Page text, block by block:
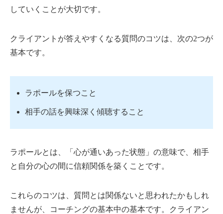
していくことが大切です。
クライアントが答えやすくなる質問のコツは、次の2つが
基本です。
ラポールを保つこと
相手の話を興味深く傾聴すること
ラポールとは、「心が通いあった状態」の意味で、相手
と自分の心の間に信頼関係を築くことです。
これらのコツは、質問とは関係ないと思われたかもしれ
ませんが、コーチングの基本中の基本です。クライアン